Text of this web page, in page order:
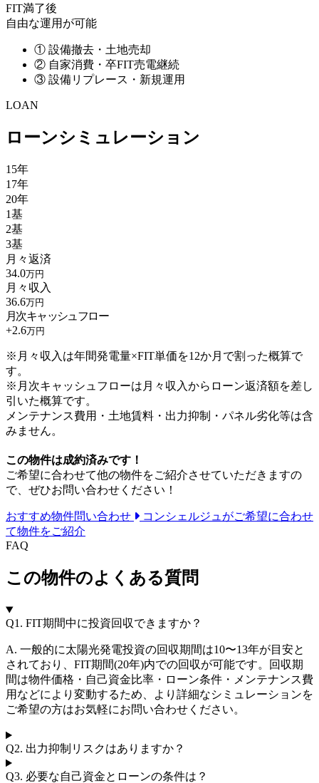
FIT満了後
自由な運用が可能
① 設備撤去・土地売却
② 自家消費・卒FIT売電継続
③ 設備リプレース・新規運用
LOAN
ローンシミュレーション
15年
17年
20年
1基
2基
3基
月々返済
34.0万円
月々収入
36.6万円
月次キャッシュフロー
+2.6万円
※月々収入は年間発電量×FIT単価を12か月で割った概算で
す。
※月次キャッシュフローは月々収入からローン返済額を差し
引いた概算です。
メンテナンス費用・土地賃料・出力抑制・パネル劣化等は含
みません。
この物件は成約済みです！
ご希望に合わせて他の物件をご紹介させていただきますの
で、ぜひお問い合わせください！
おすすめ物件問い合わせ
コンシェルジュがご希望に合わせ
て物件をご紹介
FAQ
この物件のよくある質問
Q1. FIT期間中に投資回収できますか？
A. 一般的に太陽光発電投資の回収期間は10〜13年が目安と
されており、FIT期間(20年)内での回収が可能です。回収期
間は物件価格・自己資金比率・ローン条件・メンテナンス費
用などにより変動するため、より詳細なシミュレーションを
ご希望の方はお気軽にお問い合わせください。
Q2. 出力抑制リスクはありますか？
Q3. 必要な自己資金とローンの条件は？